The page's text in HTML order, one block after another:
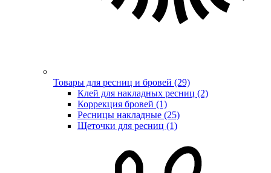
Товары для ресниц и бровей (29)
Клей для накладных ресниц (2)
Коррекция бровей (1)
Ресницы накладные (25)
Щеточки для ресниц (1)